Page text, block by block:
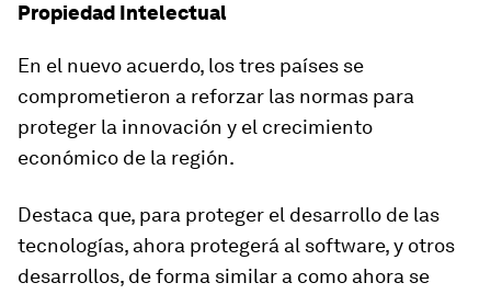
Propiedad Intelectual
En el nuevo acuerdo, los tres países se
comprometieron a reforzar las normas para
proteger la innovación y el crecimiento
económico de la región.
Destaca que, para proteger el desarrollo de las
tecnologías, ahora protegerá al software, y otros
desarrollos, de forma similar a como ahora se